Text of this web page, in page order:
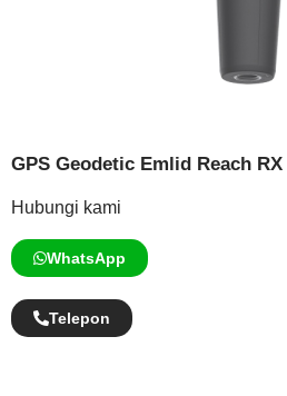
GPS Geodetic Emlid Reach RX
Hubungi kami
WhatsApp
Telepon